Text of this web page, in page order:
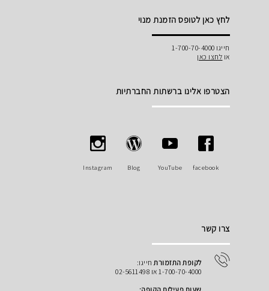
לחץ כאן לטופס הזמנת מנוי
לחצו כאן
הצטרפו אלינו ברשתות החברתיות
YouTube
Blog
Instagram
לקופת התזמורתחייגו:
1-700-70-4000 או 02-5611498